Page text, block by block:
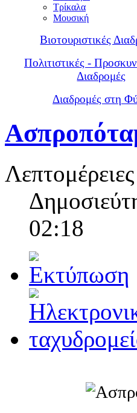
Τρίκαλα
Μουσική
Βιοτουριστικές
Πολιτιστικές -
Διαδρομές
Διαδρομές στη
Λεπτομέρειες
02:18